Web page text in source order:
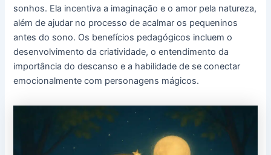
sonhos. Ela incentiva a imaginação e o amor pela natureza,
além de ajudar no processo de acalmar os pequeninos
antes do sono. Os benefícios pedagógicos incluem o
desenvolvimento da criatividade, o entendimento da
importância do descanso e a habilidade de se conectar
emocionalmente com personagens mágicos.